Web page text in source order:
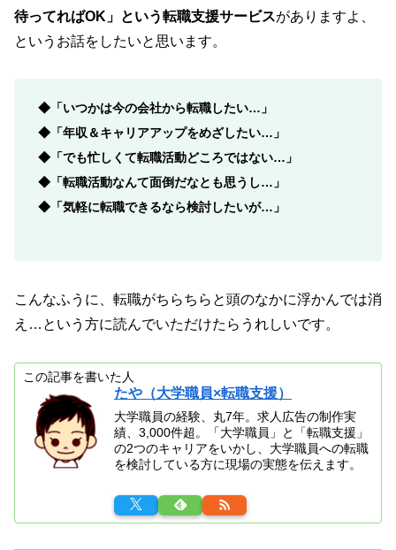
待ってればOK」という転職支援サービスがありますよ、
というお話をしたいと思います。
◆「いつかは今の会社から転職したい…」
◆「年収＆キャリアアップをめざしたい… 」
◆「でも忙しくて転職活動どころではない…」
◆「転職活動なんて面倒だなとも思うし…」
◆「気軽に転職できるなら検討したいが…」
こんなふうに、転職がちらちらと頭のなかに浮かんでは消
え…という方に読んでいただけたらうれしいです。
この記事を書いた人
たや（大学職員×転職支援）
大学職員の経験、丸7年。求人広告の制作実
績、3,000件超。「大学職員」と「転職支援」
の2つのキャリアをいかし、大学職員への転職
を検討している方に現場の実態を伝えます。